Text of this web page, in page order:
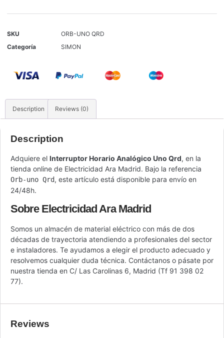
SKU
ORB-UNO QRD
Categoría
SIMON
Description Reviews (0)
Description
Adquiere el Interruptor Horario Analógico Uno Qrd, en la
tienda online de Electricidad Ara Madrid. Bajo la referencia
Orb-uno Qrd, este artículo está disponible para envío en
24/48h.
Sobre Electricidad Ara Madrid
Somos un almacén de material eléctrico con más de dos
décadas de trayectoria atendiendo a profesionales del sector
e instaladores. Te ayudamos a elegir el producto adecuado y
resolvemos cualquier duda técnica. Contáctanos o pásate por
nuestra tienda en C/ Las Carolinas 6, Madrid (Tf 91 398 02
77).
Reviews